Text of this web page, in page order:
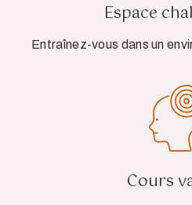
Espace
Entraînez-vous dans un
Cours